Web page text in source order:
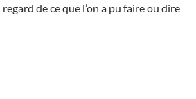
de ce que l’on a pu faire ou dire